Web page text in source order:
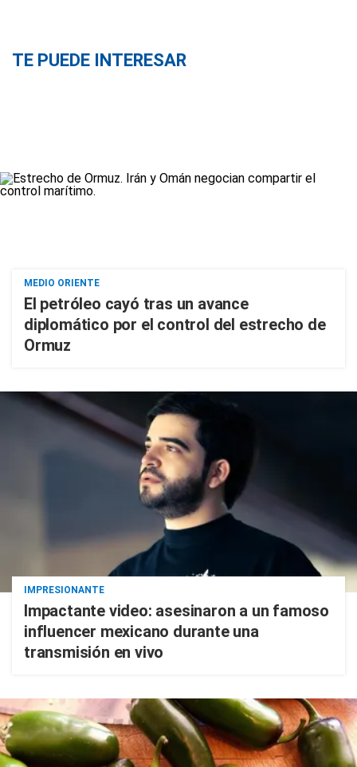
TE PUEDE INTERESAR
MEDIO ORIENTE
El petróleo cayó tras un avance
diplomático por el control del estrecho de
Ormuz
IMPRESIONANTE
Impactante video: asesinaron a un famoso
influencer mexicano durante una
transmisión en vivo